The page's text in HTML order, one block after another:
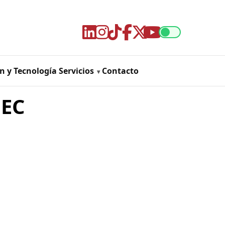
y Tecnología Servicios Contacto